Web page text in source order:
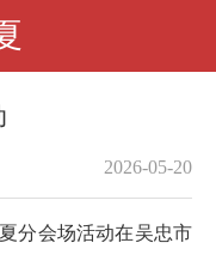
2026-05-20
分会场活动在吴忠市